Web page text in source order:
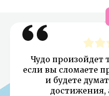
Чудо произойдет
если вы сломаете
и будете
достижения,